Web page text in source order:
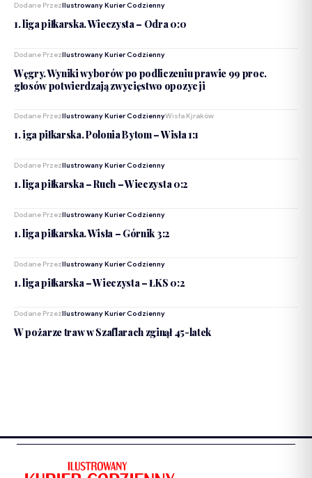
Dodane PrzezIlustrowany Kurier Codzienny
1. liga piłkarska. Wieczysta – Odra 0:0
Dodane PrzezIlustrowany Kurier Codzienny
Węgry. Wyniki wyborów po podliczeniu prawie 99 proc.
głosów potwierdzają zwycięstwo opozycji
Dodane PrzezIlustrowany Kurier CodziennyWisła Kjraków
1. iga piłkarska. Polonia Bytom – Wisła 1:1
Dodane PrzezIlustrowany Kurier Codzienny
1. liga piłkarska – Ruch – Wieczysta 0:2
Dodane PrzezIlustrowany Kurier Codzienny
1. liga piłkarska. Wisła – Górnik 3:2
Dodane PrzezIlustrowany Kurier Codzienny
1. liga piłkarska – Wieczysta – ŁKS 0:2
Dodane PrzezIlustrowany Kurier Codzienny
W pożarze traw w Szaflarach zginął 45-latek